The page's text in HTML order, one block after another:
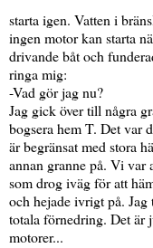
starta igen. Vatten i
ingen motor kan starta
drivande båt och
ringa mig:
-Vad gör jag nu?
Jag gick över till några
bogsera hem T. Det var
är begränsat med stora
annan granne på. Vi var
som drog iväg för att
och hejade ivrigt på.
totala förnedring. Det är
motorer...